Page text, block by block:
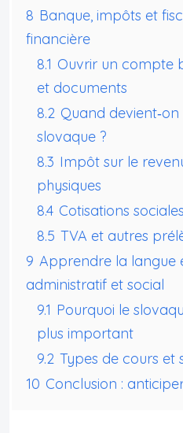
8 Banque, impôts et
financière
8.1 Ouvrir un compte
et documents
8.2 Quand
slovaque ?
8.3 Impôt sur le
physiques
8.4 Cotisations
8.5 TVA et autres
9 Apprendre la langue
administratif et social
9.1 Pourquoi le
plus important
9.2 Types de cours et
10 Conclusion :